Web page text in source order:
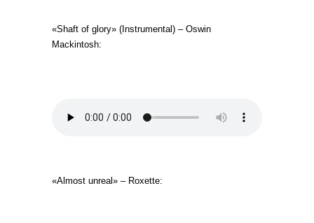
«Shaft of glory» (Instrumental) – Oswin
Mackintosh:
«Almost unreal» – Roxette: